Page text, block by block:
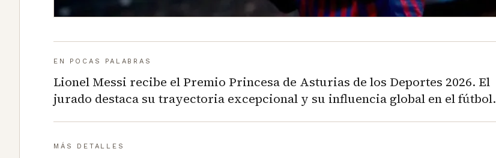
EN POCAS PALABRAS
Lionel Messi recibe el Premio Princesa de Asturias de los Deportes 2026. El
jurado destaca su trayectoria excepcional y su influencia global en el fútbol.
MÁS DETALLES